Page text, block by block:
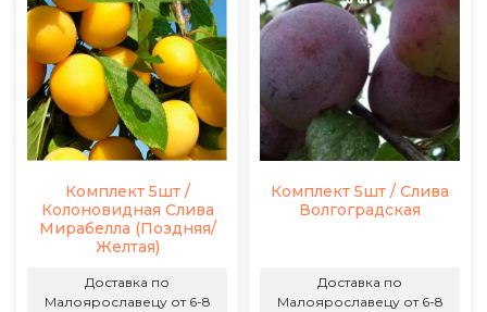
Комплект 5шт /
Колоновидная Слива
Мирабелла (Поздняя/
Желтая)
Доставка по
Малоярославецу от 6-8
Комплект 5шт / Слива
Волгоградская
Доставка по
Малоярославецу от 6-8